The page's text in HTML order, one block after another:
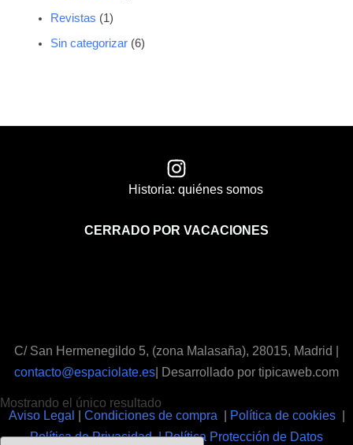
Revistas (1)
Sin categorizar (6)
Mostrando el único resultado
Historia: quiénes somos
CERRADO POR VACACIONES
C/ San Hermenegildo 5, (zona Malasaña), 28015, Madrid |
contacto@espaciolate.es| Desarrollado por tipicaweb.com
Aviso Legal | Condiciones de compra | Política de cookies |
Política de Privacidad | Política Protección de Datos